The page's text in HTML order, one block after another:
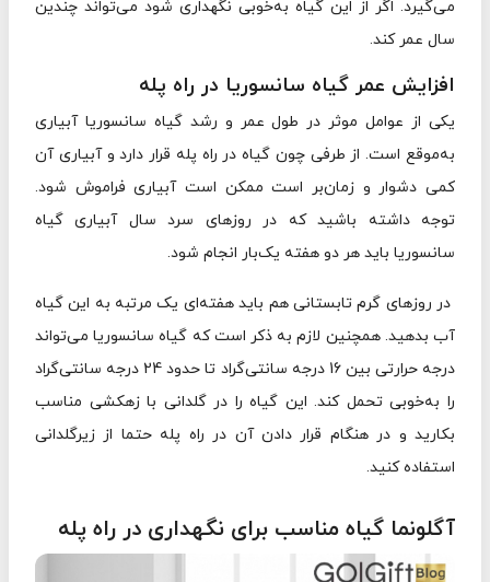
می‌گیرد. اگر از این گیاه به‌خوبی نگهداری شود می‌تواند چندین
سال عمر کند.
افزایش عمر گیاه سانسوریا در راه پله
یکی از عوامل موثر در طول عمر و رشد گیاه سانسوریا آبیاری
به‌موقع است. از طرفی چون گیاه در راه پله قرار دارد و آبیاری آن
کمی دشوار و زمان‌بر است ممکن است آبیاری فراموش شود.
توجه داشته باشید که در روزهای سرد سال آبیاری گیاه
سانسوریا باید هر دو هفته یک‌بار انجام شود.
در روزهای گرم تابستانی هم باید هفته‌ای یک ‌مرتبه به این گیاه
آب بدهید. همچنین لازم به ذکر است که گیاه سانسوریا می‌تواند
درجه حرارتی بین 16 درجه سانتی‌گراد تا حدود 24 درجه سانتی‌گراد
را به‌خوبی تحمل کند. این گیاه را در گلدانی با زهکشی مناسب
بکارید و در هنگام قرار دادن آن در راه پله حتما از زیرگلدانی
استفاده کنید.
آگلونما گیاه مناسب برای نگهداری در راه پله